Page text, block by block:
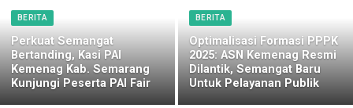
BERITA
Perkuat Semangat
Bertanding, Kasi PAI
Kemenag Kab. Semarang
Kunjungi Peserta PAI Fair
BERITA
Optimalisasi Formasi PPPK
2025: ASN Kemenag Resmi
Dilantik, Semangat Baru
Untuk Pelayanan Publik